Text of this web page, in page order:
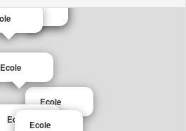
Ecole
Ecole
Ecole
Ecole
Ecole
Ecole